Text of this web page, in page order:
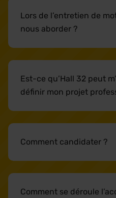
Lors de l’entretien de
nous aborder ?
Est-ce qu’Hall 32 peut
définir mon projet
Comment candidater ?
Comment se déroule